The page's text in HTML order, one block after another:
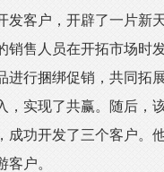
客户，开辟了一片新天
售人员在开拓市场时
进行捆绑促销，共同拓
，实现了共赢。随后，
成功开发了三个客户。
户。